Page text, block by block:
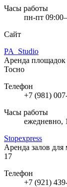
Часы работы
пн-пт
Сайт
PA_Studio
Аренда
Тосно
Телефон
+7 (981)
Часы работы
ежедневно,
Stopexpress
Аренда залов
17
Телефон
+7 (921)